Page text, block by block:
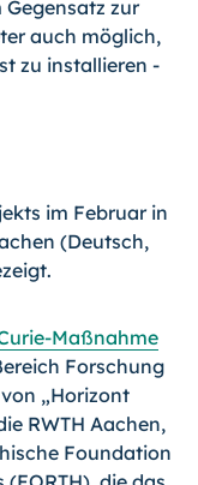
Gegensatz zur
auch möglich,
zu installieren -
im Februar in
(Deutsch,
Maßnahme
Forschung
„Horizont
RWTH Aachen,
Foundation